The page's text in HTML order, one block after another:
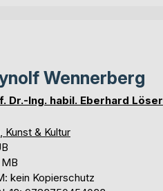
Wennerberg
Dr.-Ing. habil. Eberhard Löser
Kunst & Kultur
MB
kein Kopierschutz